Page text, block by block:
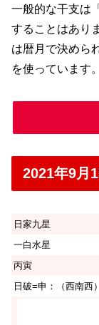
一般的な干支は
することはあり
は暦月で決めら
を使っています
2021年9月
日家九星
一白水星
丙寅
日破=申：（西南西）